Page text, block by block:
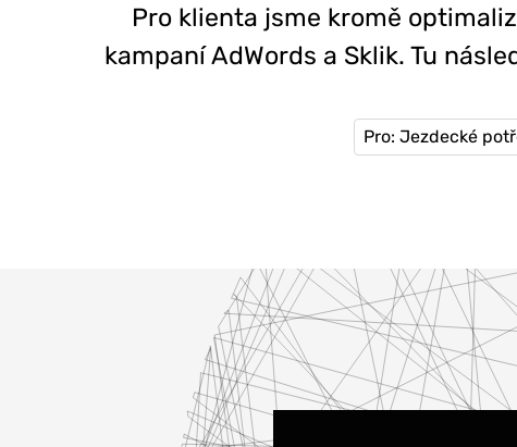
Pro klienta jsme kromě
kampaní AdWords a Sklik. Tu
Pro: Jezdecké